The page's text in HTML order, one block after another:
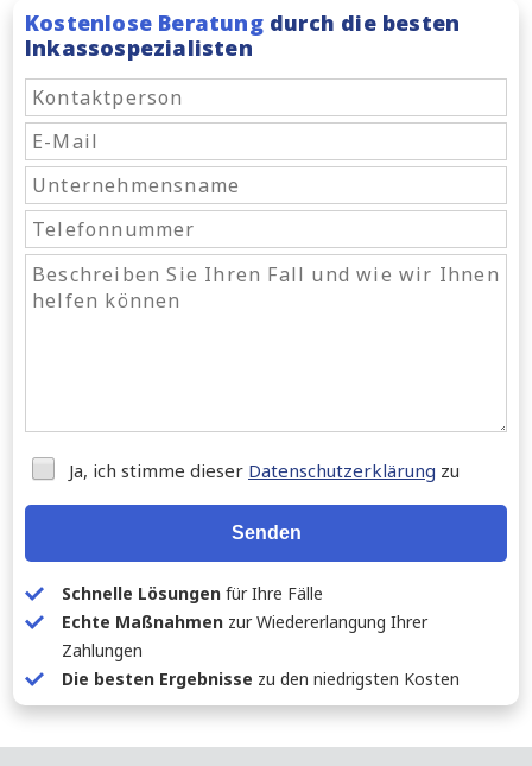
Kostenlose Beratungdurch die besten
Inkassospezialisten
Ja, ich stimme dieser Datenschutzerklärung zu
Senden
Schnelle Lösungen für Ihre Fälle
Echte Maßnahmen zur Wiedererlangung Ihrer
Zahlungen
Die besten Ergebnisse zu den niedrigsten Kosten